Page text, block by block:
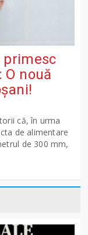
primesc
nouă
că, în urma
de alimentare
de 300 mm,